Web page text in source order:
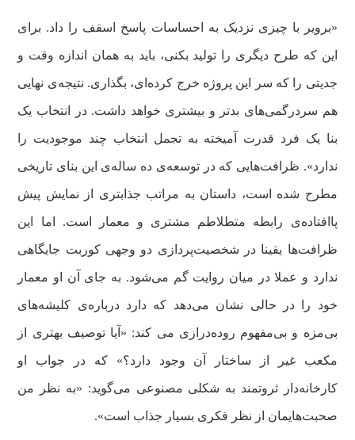
«برویر با چیزی نزدیک به احساسات پاسخ اسقف را داد. برای
این که طرح دیگری را تولید بکنی، باید به همان اندازه وقت و
جدیتی را که سر این پروژه خرج کرده‌ای، بگذاری. نتیجه‌ی نهایی
هم سردرگمی‌های بدتر و بیشتری خواهد داشت. در انتخاب یک
بنا یک فرد قدرت آمیخته به تجمل انتخاب چند موجودیت را
ندارد». ظرافت‌هایی که در توسعه‌ی ده ساله‌ی این بنای تاریخی
مطرح شده است، داستان به مراتب جذابتری از نمایش پیش
پاافتاده‌ی رابطه متطلاطم مشتری و معمار است. اما این
ظرافت‌ها یقینا در شخصیت‌پردازی دو وجهی کوربت جایگاهی
ندارد و عملا در میان روایت گم می‌شود. به جای آن او معمار
خود را در حالی نشان می‌دهد که دارد درباره‌ی کلیشه‌های
بی‌مزه و بی‌مفهوم روده‌درازی می کند: «آیا توصیف بهتری از
مکعب غیر از ساختار آن وجود دارد؟» که در جواب او
کارخانه‌دار ثروتمند به شکلی مصنوعی می‌گوید: «به نظر من
صحبت‌هایمان از نظر فکری بسیار جذاب است».